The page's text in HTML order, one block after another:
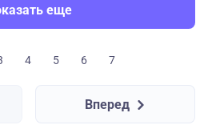
еще
4 5 6 7
Вперед